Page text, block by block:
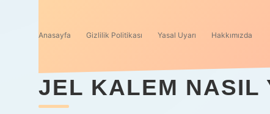
Anasayfa Gizlilik Politikası Yasal Uyarı Hakkımızda
JEL KALEM NASIL